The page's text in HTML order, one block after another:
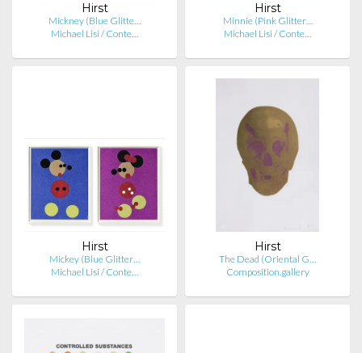
Hirst
Mickney (Blue Glitte…
Michael Lisi / Conte…
Hirst
Minnie (Pink Glitter…
Michael Lisi / Conte…
Hirst
Mickey (Blue Glitter…
Michael Lisi / Conte…
Hirst
The Dead (Oriental G…
Composition.gallery